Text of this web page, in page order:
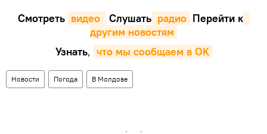
Смотреть видео Cлушать радио Перейти к
другим новостям
Узнать, что мы сообщаем в OK
Новости Погода В Молдове